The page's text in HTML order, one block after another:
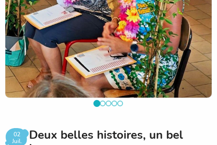
d'honneur réservée à nos élèves de CM2, prêts à prendre
leur envol vers une nouvelle aventure. Les élèves de
Moyenne et Grande Section ainsi que les classes de CE1-
CE2 ont ensuite offert une jolie surprise musicale à leur
maîtresse qui s'apprêtait à partir à la retraite, un instant
rempli de tendresse et d'émotion.
Les au revoir aux élèves et à leurs familles ont marqué la
fin de cette année scolaire, avec le souhait de retrouver
chacun reposé, en pleine forme et prêt à vivre de nouveaux
02
Juil.
Deux belles histoires, un bel